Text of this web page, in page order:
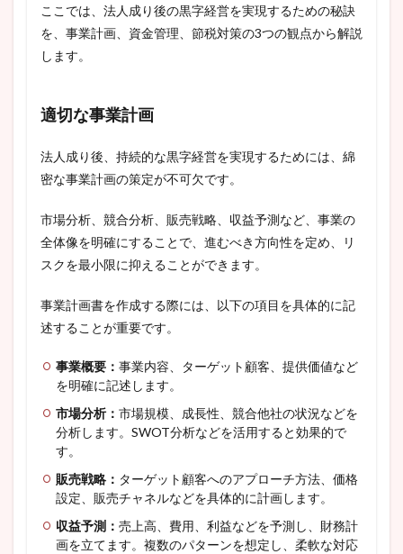
ここでは、法人成り後の黒字経営を実現するための秘訣
を、事業計画、資金管理、節税対策の3つの観点から解説
します。
適切な事業計画
法人成り後、持続的な黒字経営を実現するためには、綿
密な事業計画の策定が不可欠です。
市場分析、競合分析、販売戦略、収益予測など、事業の
全体像を明確にすることで、進むべき方向性を定め、リ
スクを最小限に抑えることができます。
事業計画書を作成する際には、以下の項目を具体的に記
述することが重要です。
事業概要： 事業内容、ターゲット顧客、提供価値など
を明確に記述します。
市場分析： 市場規模、成長性、競合他社の状況などを
分析します。SWOT分析などを活用すると効果的で
す。
販売戦略： ターゲット顧客へのアプローチ方法、価格
設定、販売チャネルなどを具体的に計画します。
収益予測： 売上高、費用、利益などを予測し、財務計
画を立てます。複数のパターンを想定し、柔軟な対応